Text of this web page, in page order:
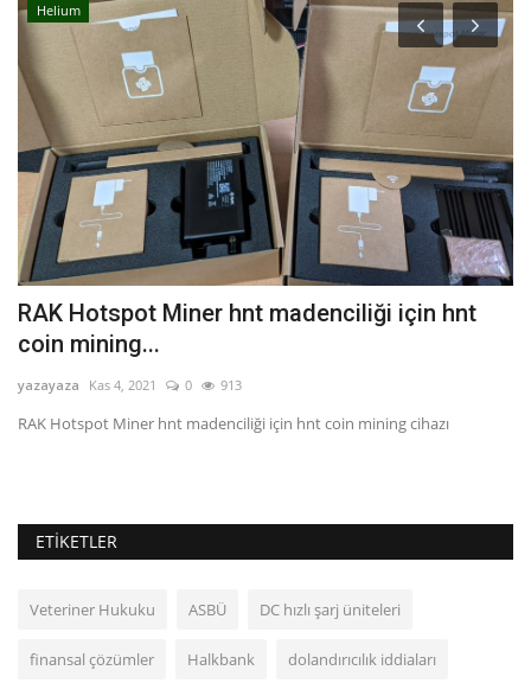
Helium
RAK Hotspot Miner hnt madenciliği için hnt
coin mining...
yazayaza Kas 4, 2021 0 913
RAK Hotspot Miner hnt madenciliği için hnt coin mining cihazı
ETIKETLER
Veteriner Hukuku ASBÜ DC hızlı şarj üniteleri
finansal çözümler Halkbank dolandırıcılık iddiaları